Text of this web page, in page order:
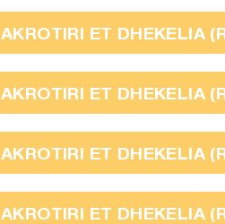
AKROTIRI ET DHEKELIA
AKROTIRI ET DHEKELIA
AKROTIRI ET DHEKELIA
AKROTIRI ET DHEKELIA